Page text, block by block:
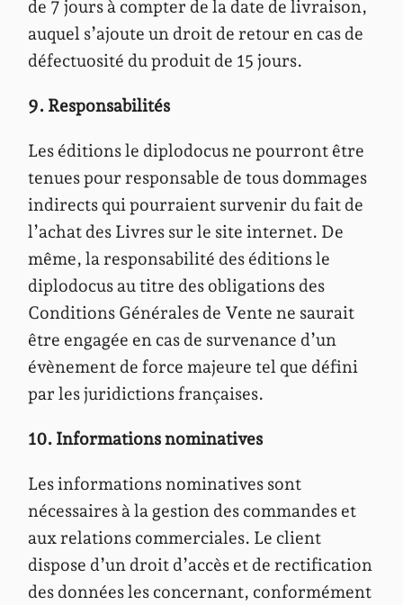
de 7 jours à compter de la date de livraison,
auquel s’ajoute un droit de retour en cas de
défectuosité du produit de 15 jours.
9. Responsabilités
Les éditions le diplodocus ne pourront être
tenues pour responsable de tous dommages
indirects qui pourraient survenir du fait de
l’achat des Livres sur le site internet. De
même, la responsabilité des éditions le
diplodocus au titre des obligations des
Conditions Générales de Vente ne saurait
être engagée en cas de survenance d’un
évènement de force majeure tel que défini
par les juridictions françaises.
10. Informations nominatives
Les informations nominatives sont
nécessaires à la gestion des commandes et
aux relations commerciales. Le client
dispose d’un droit d’accès et de rectification
des données les concernant, conformément